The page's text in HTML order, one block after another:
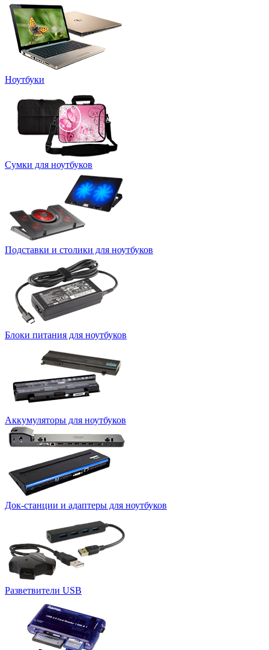
Ноутбуки
Сумки для ноутбуков
Подставки и столики для ноутбуков
Блоки питания для ноутбуков
Аккумуляторы для ноутбуков
Док-станции и адаптеры для ноутбуков
Разветвители USB